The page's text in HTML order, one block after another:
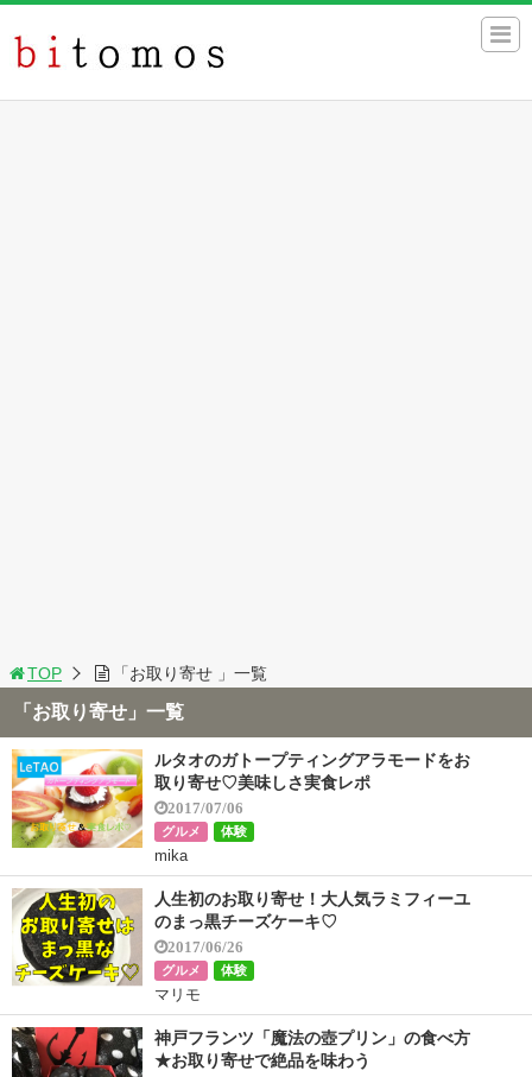
TOP 「お取り寄せ 」一覧
「お取り寄せ」一覧
ルタオのガトープティングアラモードをお
取り寄せ♡美味しさ実食レポ
2017/07/06
グルメ 体験
mika
人生初のお取り寄せ！大人気ラミフィーユ
のまっ黒チーズケーキ♡
2017/06/26
グルメ 体験
マリモ
神戸フランツ「魔法の壺プリン」の食べ方
★お取り寄せで絶品を味わう